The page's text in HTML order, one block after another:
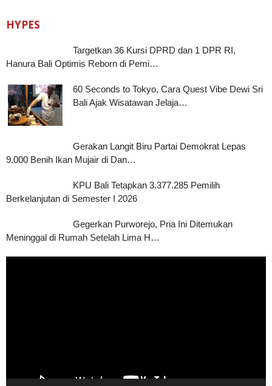
HYPES
Targetkan 36 Kursi DPRD dan 1 DPR RI,
Hanura Bali Optimis Reborn di Pemi…
60 Seconds to Tokyo, Cara Quest Vibe Dewi Sri
Bali Ajak Wisatawan Jelaja…
Gerakan Langit Biru Partai Demokrat Lepas
9.000 Benih Ikan Mujair di Dan…
KPU Bali Tetapkan 3.377.285 Pemilih
Berkelanjutan di Semester I 2026
Gegerkan Purworejo, Pria Ini Ditemukan
Meninggal di Rumah Setelah Lima H…